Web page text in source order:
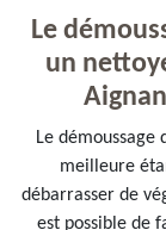
Le
un
Le
meilleure
débarrasser de
est possible de